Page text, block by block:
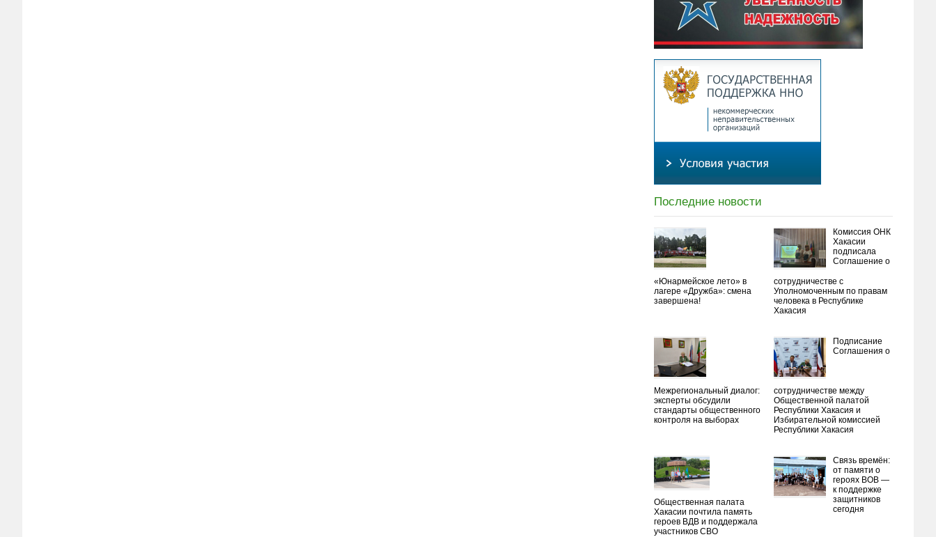
Последние новости
«Юнармейское лето» в
лагере «Дружба»: смена
завершена!
Комиссия ОНК
Хакасии
подписала
Соглашение о
сотрудничестве с
Уполномоченным по правам
человека в Республике
Хакасия
Межрегиональный диалог:
эксперты обсудили
стандарты общественного
контроля на выборах
Подписание
Соглашения о
сотрудничестве между
Общественной палатой
Республики Хакасия и
Избирательной комиссией
Республики Хакасия
Общественная палата
Хакасии почтила память
героев ВДВ и поддержала
участников СВО
Связь времён:
от памяти о
героях ВОВ —
к поддержке
защитников
сегодня